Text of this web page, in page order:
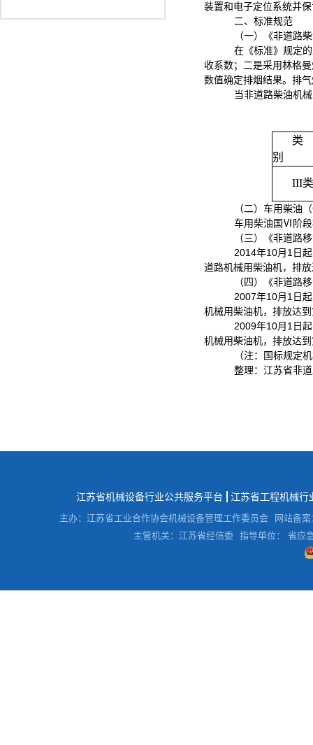
装置和电子定位系统并
二、标准规范
（一）《非道路
在《标准》规定
收系数；二是采用林格
数值确定排烟结果。排
当非道路柴油机
类
别
III类
（二）车用柴油（
车用柴油国Ⅵ 阶
（三）《非道路
2014年10月 1 日
道路机械用柴油机，排
（四）《非道路
2007年10月 1 日
机械用柴油机，排放达
2009年10月 1 日
机械用柴油机，排放达
（注：国标规定
整理：江苏省非
江苏省机械设备行业公共服务平台 江苏省工程机械行
主办：江苏省工业合作协会机械设备管理工作委员会
网站备案
主管机关：江苏省经信委 指导单位： 省应